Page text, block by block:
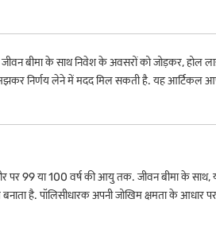
बीमा के साथ निवेश के अवसरों को जोड़कर, होल
निर्णय लेने में मदद मिल सकती है. यह आर्टिकल
पर 99 या 100 वर्ष की आयु तक. जीवन बीमा के साथ,
बनाता है. पॉलिसीधारक अपनी जोखिम क्षमता के